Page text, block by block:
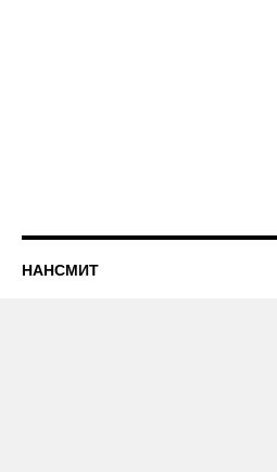
НАНСМИТ